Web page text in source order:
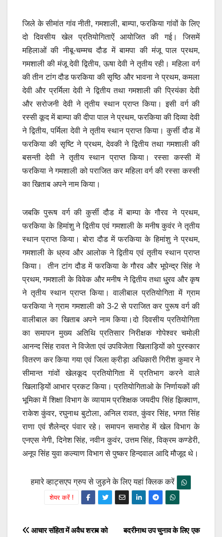
जिले के सीमांत गांव नीती, गमशाली, बाम्पा, फरकिया गांवों के लिए
दो दिवसीय खेल प्रतियोगिताऐं आयोजित की गई। जिसमें
महिलाओं की नीबू-चम्मच दौड में बामपा की मंजू पाल प्रथम,
गमशाली की मंजू देवी द्वितीय, ऊषा देवी ने तृतीय रही। महिला वर्ग
की तीन टांग दौड फरकिया की सृष्ठि और भावना ने प्रथम, कमला
देवी और प्रर्मिला देवी ने द्वितीय तथा गमशाली की प्रियंका देवी
और सरोजनी देवी ने तृतीय स्थान प्राप्त किया। इसी वर्ग की
रस्सी कूद में बाम्पा की दीपा पाल ने प्रथम, फरकिया की दिव्या देवी
ने द्वितीय, पर्मिला देवी ने तृतीय स्थान प्राप्त किया। कुर्सी दौड में
फरकिया की सृष्टि ने प्रथम, देवकी ने द्वितीय तथा गमशाली की
बसन्ती देवी ने तृतीय स्थान प्राप्त किया। रस्सा कस्सी में
फरकिया ने गमशाली को पराजित कर महिला वर्ग की रस्सा कस्सी
का खिताब अपने नाम किया।
जबकि पुरूष वर्ग की कुर्सी दौड में बाम्पा के गौरव ने प्रथम,
फरकिया के हिमांशु ने द्वितीय एवं गमशाली के मनीष कुवंर ने तृतीय
स्थान प्राप्त किया। बोरा दौड में फरकिया के हिमांशु ने प्रथम,
गमशाली के ध्रुव और आलोक ने द्वितीय एवं तृतीय स्थान प्राप्त
किया। तीन टांग दौड में फरकिया के गौरव और भूपेन्द्र सिंह ने
प्रथम, गमशाली के विवेक और मनीष ने द्वितीय तथा धु्रव और कृष
ने तृतीय स्थान प्राप्त किया। वालीबाल प्रतियोगिता में ग्राम
फरकिया ने ग्राम गमशाली को 3-2 से पराजित कर पुरूष वर्ग की
वालीबाल का खिताब अपने नाम किया।दो दिवसीय प्रतियोगिता
का समापन मुख्य अतिथि प्रतिसार निरीक्षक गोपेश्वर चमोली
आनन्द सिंह रावत ने विजेता एवं उपविजेता खिलाड़ियों को पुरस्कार
वितरण कर किया गया एवं जिला क्रीड़ा अधिकारी गिरीश कुमार ने
सीमान्त गांवों खेलकूद प्रतियोगिता में प्रतिभाग करने वाले
खिलाड़ियों आभार प्रकट किया। प्रतियोगिताओ के निर्णायकों की
भूमिका में शिक्षा विभाग के व्यायाम प्रशिक्षक जयदीप सिंह झिक्वाण,
राकेश कुंवर, रघुनाथ बुटोला, अनिल रावत, कुंवर सिंह, भगत सिंह
राणा एवं शैलेन्द्र पंवार रहे। समापन समारोह में खेल विभाग के
एनएस नेगी, दिनेश सिंह, नवीन कुवंर, उत्तम सिंह, विक्रम कण्डेरी,
अनूप सिंह युवा कल्याण विभाग से पुष्कर हिन्दवाल आदि मौजूद थे।
हमारे व्हाट्सएप ग्रुप से जुड़ने के लिए यहां क्लिक करें
शेयर करें !
Post
बदरीनाथ उप चुनाव के लिए एक
आचार संहिता में अवैध शराब को